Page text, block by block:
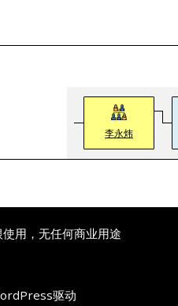
李永炜
用，无任何商业用途
驱动